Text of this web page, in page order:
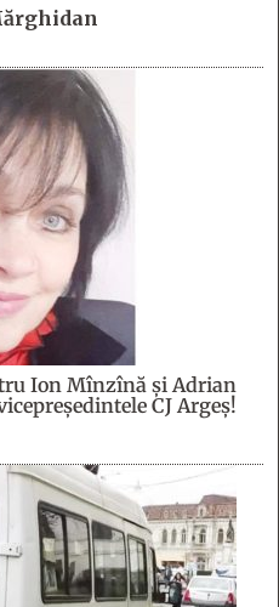
Ion Mînzînă şi Adrian
CJ Argeş!